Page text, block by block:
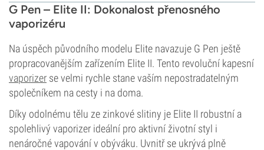
G Pen – Elite II: Dokonalost přenosného
vaporizéru
Na úspěch původního modelu Elite navazuje G Pen ještě
propracovanějším zařízením Elite II. Tento revoluční kapesní
vaporizer se velmi rychle stane vaším nepostradatelným
společníkem na cesty i na doma.
Díky odolnému tělu ze zinkové slitiny je Elite II robustní a
spolehlivý vaporizer ideální pro aktivní životní styl i
nenáročné vapování v obýváku. Uvnitř se ukrývá plně